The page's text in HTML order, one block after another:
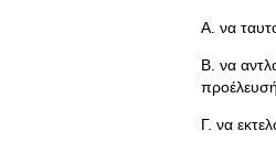
A. να
B. να
Γ. να